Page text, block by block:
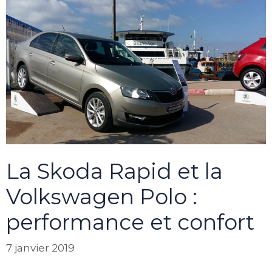
La Skoda Rapid et la
Volkswagen Polo :
performance et confort
7 janvier 2019